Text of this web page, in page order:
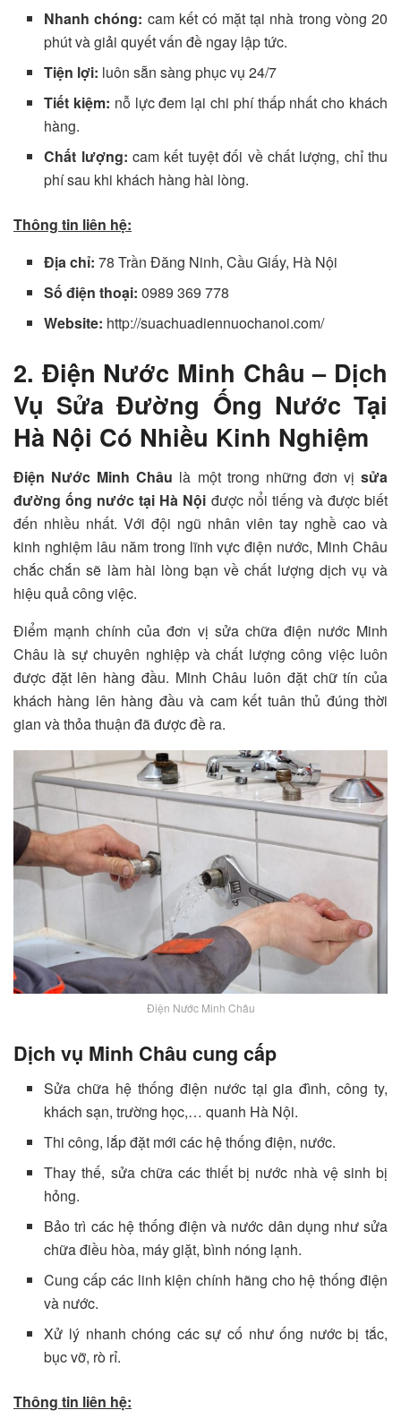
Nhanh chóng: cam kết có mặt tại nhà trong vòng 20
phút và giải quyết vấn đề ngay lập tức.
Tiện lợi: luôn sẵn sàng phục vụ 24/7
Tiết kiệm: nỗ lực đem lại chi phí thấp nhất cho khách
hàng.
Chất lượng: cam kết tuyệt đối về chất lượng, chỉ thu
phí sau khi khách hàng hài lòng.
Thông tin liên hệ:
Địa chỉ:78 Trần Đăng Ninh, Cầu Giấy, Hà Nội
Số điện thoại:0989 369 778
Website: http://suachuadiennuochanoi.com/
2. Điện Nước Minh Châu – Dịch
Vụ Sửa Đường Ống Nước Tại
Hà Nội Có Nhiều Kinh Nghiệm
Điện Nước Minh Châu là một trong những đơn vịsửa
đường ống nước tại Hà Nội được nổi tiếng và được biết
đến nhiều nhất. Với đội ngũ nhân viên tay nghề cao và
kinh nghiệm lâu năm trong lĩnh vực điện nước, Minh Châu
chắc chắn sẽ làm hài lòng bạn về chất lượng dịch vụ và
hiệu quả công việc.
Điểm mạnh chính của đơn vị sửa chữa điện nước Minh
Châu là sự chuyên nghiệp và chất lượng công việc luôn
được đặt lên hàng đầu. Minh Châu luôn đặt chữ tín của
khách hàng lên hàng đầu và cam kết tuân thủ đúng thời
gian và thỏa thuận đã được đề ra.
Điện Nước Minh Châu
Dịch vụ Minh Châu cung cấp
Sửa chữa hệ thống điện nước tại gia đình, công ty,
khách sạn, trường học,… quanh Hà Nội.
Thi công, lắp đặt mới các hệ thống điện, nước.
Thay thế, sửa chữa các thiết bị nước nhà vệ sinh bị
hỏng.
Bảo trì các hệ thống điện và nước dân dụng như sửa
chữa điều hòa, máy giặt, bình nóng lạnh.
Cung cấp các linh kiện chính hãng cho hệ thống điện
và nước.
Xử lý nhanh chóng các sự cố như ống nước bị tắc,
bục vỡ, rò rỉ.
Thông tin liên hệ: